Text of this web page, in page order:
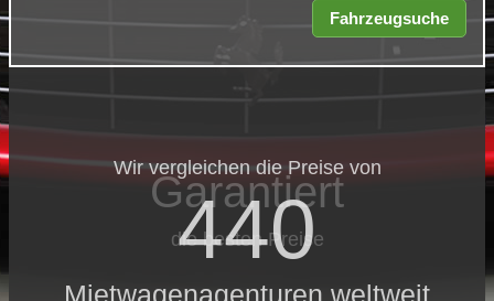
Wir vergleichen die Preise von
440
Mietwagenagenturen weltweit
Garantiert
die besten Preise